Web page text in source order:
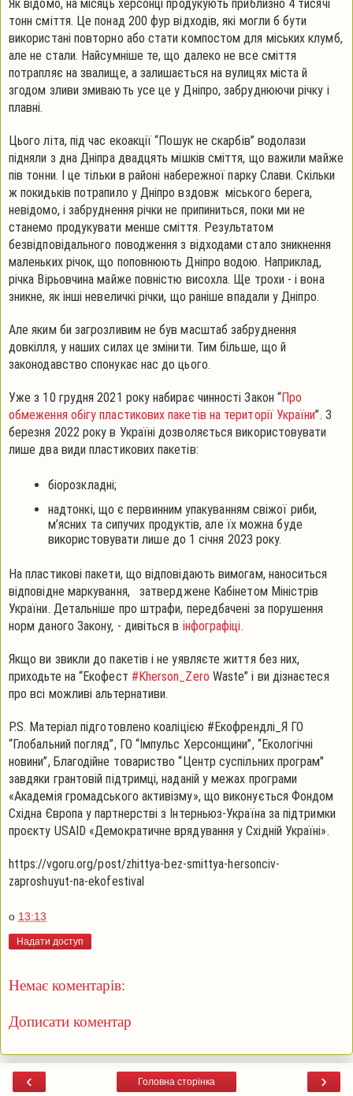
Як відомо, на місяць херсонці продукують приблизно 4 тисячі
тонн сміття. Це понад 200 фур відходів, які могли б бути
використані повторно або стати компостом для міських клумб,
але не стали. Найсумніше те, що далеко не все сміття
потрапляє на звалище, а залишається на вулицях міста й
згодом зливи змивають усе це у Дніпро, забруднюючи річку і
плавні.
Цього літа, під час екоакції “Пошук не скарбів” водолази
підняли з дна Дніпра двадцять мішків сміття, що важили майже
пів тонни. І це тільки в районі набережної парку Слави. Скільки
ж покидьків потрапило у Дніпро вздовж міського берега,
невідомо, і забруднення річки не припиниться, поки ми не
станемо продукувати менше сміття. Результатом
безвідповідального поводження з відходами стало зникнення
маленьких річок, що поповнюють Дніпро водою. Наприклад,
річка Вірьовчина майже повністю висохла. Ще трохи - і вона
зникне, як інші невеличкі річки, що раніше впадали у Дніпро.
Але яким би загрозливим не був масштаб забруднення
довкілля, у наших силах це змінити. Тим більше, що й
законодавство спонукає нас до цього.
Уже з 10 грудня 2021 року набирає чинності Закон “Про
обмеження обігу пластикових пакетів на території України”. З
березня 2022 року в Україні дозволяється використовувати
лише два види пластикових пакетів:
біорозкладні;
надтонкі, що є первинним упакуванням свіжої риби,
м’ясних та сипучих продуктів, але їх можна буде
використовувати лише до 1 січня 2023 року.
На пластикові пакети, що відповідають вимогам, наноситься
відповідне маркування, затверджене Кабінетом Міністрів
України. Детальніше про штрафи, передбачені за порушення
норм даного Закону, - дивіться в інфографіці.
Якщо ви звикли до пакетів і не уявляєте життя без них,
приходьте на “Екофест #Kherson_Zero Waste” і ви дізнаєтеся
про всі можливі альтернативи.
P.S. Матеріал підготовлено коаліцією #Екофрендлі_Я ГО
“Глобальний погляд”, ГО “Імпульс Херсонщини”, “Екологічні
новини”, Благодійне товариство “Центр суспільних програм"
завдяки грантовій підтримці, наданій у межах програми
«Академія громадського активізму», що виконується Фондом
Східна Європа у партнерстві з Інтерньюз-Україна за підтримки
проєкту USAID «Демократичне врядування у Східній Україні».
https://vgoru.org/post/zhittya-bez-smittya-hersonciv-
zaproshuyut-na-ekofestival
о 13:13
Надати доступ
Немає коментарів:
Дописати коментар
‹ ›
Головна сторінка